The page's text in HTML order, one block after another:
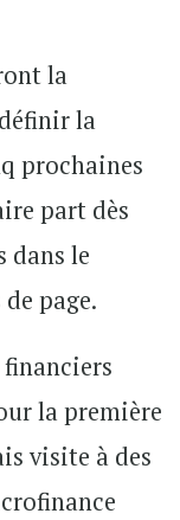
la
la
prochaines
part dès
dans le
page.
financiers
la première
visite à des